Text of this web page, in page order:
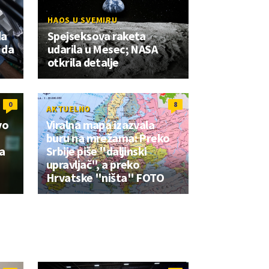
HAOS U SVEMIRU
Spejseksova raketa
udarila u Mesec; NASA
otkrila detalje
0 8
AKTUELNO
Viralna mapa izazvala
buru na mrežama: Preko
Srbije piše "daljinski
upravljač", a preko
Hrvatske "ništa" FOTO